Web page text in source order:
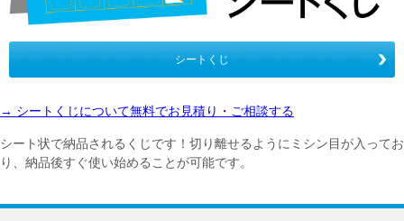
シートくじ
→ シートくじについて無料でお見積り・ご相談する
シート状で納品されるくじです！切り離せるようにミシン目が入ってお
り、納品後すぐ使い始めることが可能です。